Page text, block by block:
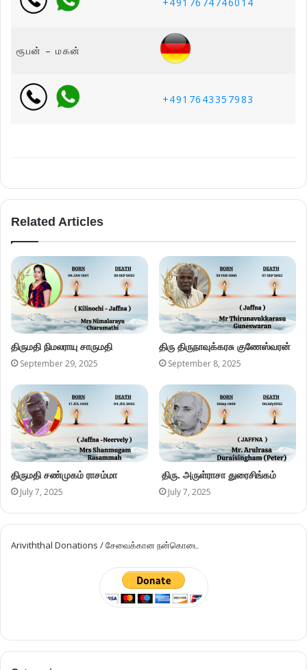
ரூபன் – மகன்
+4917643357983
Related Articles
திருமதி நிமலராயு சாருமதி
September 29, 2025
திரு திருநாவுக்கரசு குணேஸ்வரன்
September 8, 2025
திருமதி சண்முகம் ராசம்மா
July 7, 2025
திரு. அருள்ராசா துரைசிங்கம்
July 7, 2025
Ariviththal Donations / சேவைக்கான நன்கொடை